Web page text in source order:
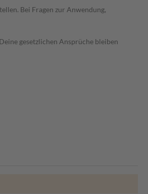
Bei Fragen zur Anwendung,
gesetzlichen Ansprüche bleiben